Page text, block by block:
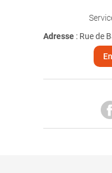
Adresse : Rue de